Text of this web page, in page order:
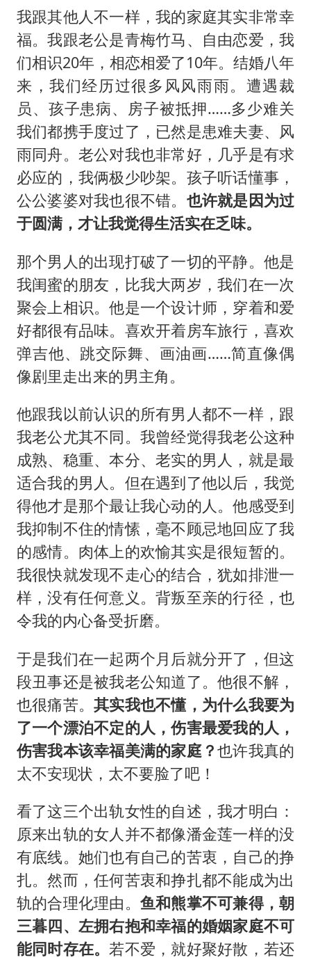
我跟其他人不一样，我的家庭其实非常幸
福。我跟老公是青梅竹马、自由恋爱，我
们相识20年，相恋相爱了10年。结婚八年
来，我们经历过很多风风雨雨。遭遇裁
员、孩子患病、房子被抵押……多少难关
我们都携手度过了，已然是患难夫妻、风
雨同舟。老公对我也非常好，几乎是有求
必应的，我俩极少吵架。孩子听话懂事，
公公婆婆对我也很不错。 也许就是因为过
于圆满，才让我觉得生活实在乏味。
那个男人的出现打破了一切的平静。他是
我闺蜜的朋友，比我大两岁，我们在一次
聚会上相识。他是一个设计师，穿着和爱
好都很有品味。喜欢开着房车旅行，喜欢
弹吉他、跳交际舞、画油画……简直像偶
像剧里走出来的男主角。
他跟我以前认识的所有男人都不一样，跟
我老公尤其不同。我曾经觉得我老公这种
成熟、稳重、本分、老实的男人，就是最
适合我的男人。但在遇到了他以后，我觉
得他才是那个最让我心动的人。他感受到
我抑制不住的情愫，毫不顾忌地回应了我
的感情。肉体上的欢愉其实是很短暂的。
我很快就发现不走心的结合，犹如排泄一
样，没有任何意义。背叛至亲的行径，也
令我的内心备受折磨。
于是我们在一起两个月后就分开了，但这
段丑事还是被我老公知道了。他很不解，
也很痛苦。其实我也不懂，为什么我要为
了一个漂泊不定的人，伤害最爱我的人，
伤害我本该幸福美满的家庭？也许我真的
太不安现状，太不要脸了吧！
看了这三个出轨女性的自述，我才明白：
原来出轨的女人并不都像潘金莲一样的没
有底线。她们也有自己的苦衷，自己的挣
扎。然而，任何苦衷和挣扎都不能成为出
轨的合理化理由。 鱼和熊掌不可兼得，朝
三暮四、左拥右抱和幸福的婚姻家庭不可
能同时存在。若不爱，就好聚好散，若还